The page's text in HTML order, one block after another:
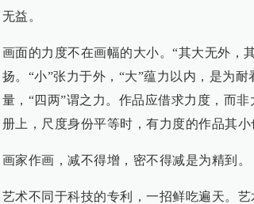
无益。
画面的力度不在画幅的大小。“其大无外，
扬。“小”张力于外，“大”蕴力以内，是为
量，“四两”谓之力。作品应借求力度，而
册上，尺度身份平等时，有力度的作品其小
画家作画，减不得增，密不得减是为精到。
艺术不同于科技的专利，一招鲜吃遍天。